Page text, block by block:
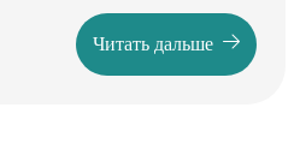
обсервационные
на стойкую корреляцию
гидроксикальциферола,
Читать дальше